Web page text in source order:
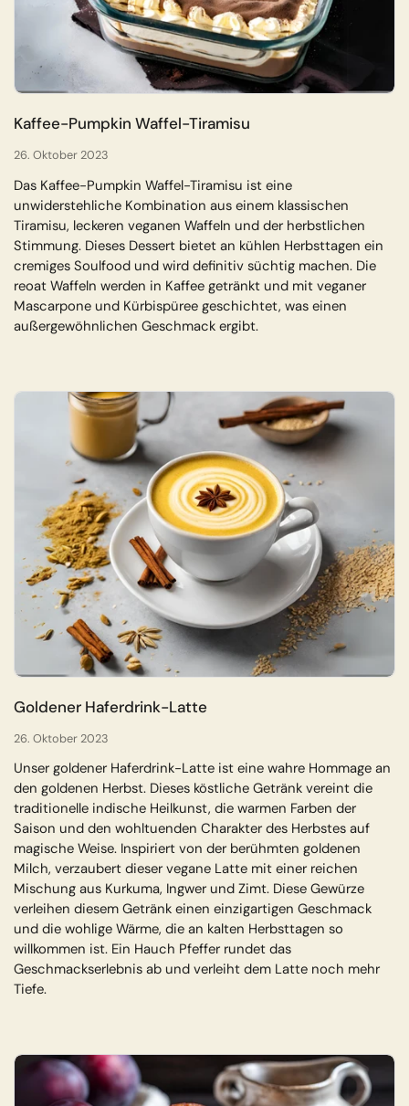
Kaffee-Pumpkin Waffel-Tiramisu
26. Oktober 2023
Das Kaffee-Pumpkin Waffel-Tiramisu ist eine
unwiderstehliche Kombination aus einem klassischen
Tiramisu, leckeren veganen Waffeln und der herbstlichen
Stimmung. Dieses Dessert bietet an kühlen Herbsttagen ein
cremiges Soulfood und wird definitiv süchtig machen. Die
reoat Waffeln werden in Kaffee getränkt und mit veganer
Mascarpone und Kürbispüree geschichtet, was einen
außergewöhnlichen Geschmack ergibt.
Goldener Haferdrink-Latte
26. Oktober 2023
Unser goldener Haferdrink-Latte ist eine wahre Hommage an
den goldenen Herbst. Dieses köstliche Getränk vereint die
traditionelle indische Heilkunst, die warmen Farben der
Saison und den wohltuenden Charakter des Herbstes auf
magische Weise. Inspiriert von der berühmten goldenen
Milch, verzaubert dieser vegane Latte mit einer reichen
Mischung aus Kurkuma, Ingwer und Zimt. Diese Gewürze
verleihen diesem Getränk einen einzigartigen Geschmack
und die wohlige Wärme, die an kalten Herbsttagen so
willkommen ist. Ein Hauch Pfeffer rundet das
Geschmackserlebnis ab und verleiht dem Latte noch mehr
Tiefe.